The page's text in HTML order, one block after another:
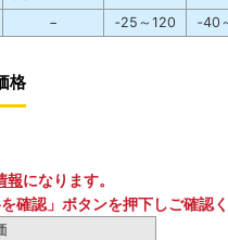
− ‐25～120 ‐40
格
報になります。
確認」ボタンを押下しご確認